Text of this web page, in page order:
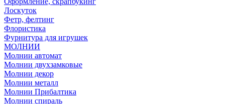
Лоскуток
Фетр, фелтинг
Флористика
Фурнитура для игрушек
МОЛНИИ
Молнии автомат
Молнии двухзамковые
Молнии декор
Молнии металл
Молнии Прибалтика
Молнии спираль